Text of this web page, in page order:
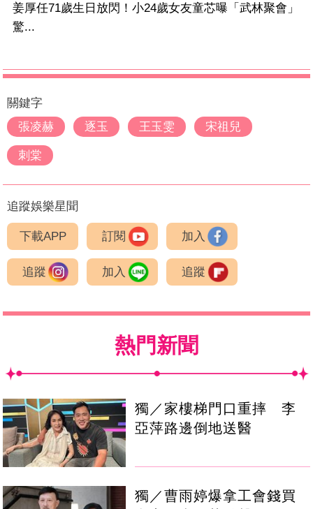
姜厚任71歲生日放閃！小24歲女友童芯曝「武林聚會」
驚...
關鍵字
張凌赫
逐玉 王玉雯 宋祖兒
刺棠
追蹤娛樂星聞
下載APP 訂閱 加入
追蹤 加入 追蹤
熱門新聞
獨／家樓梯門口重摔 李
亞萍路邊倒地送醫
獨／曹雨婷爆拿工會錢買